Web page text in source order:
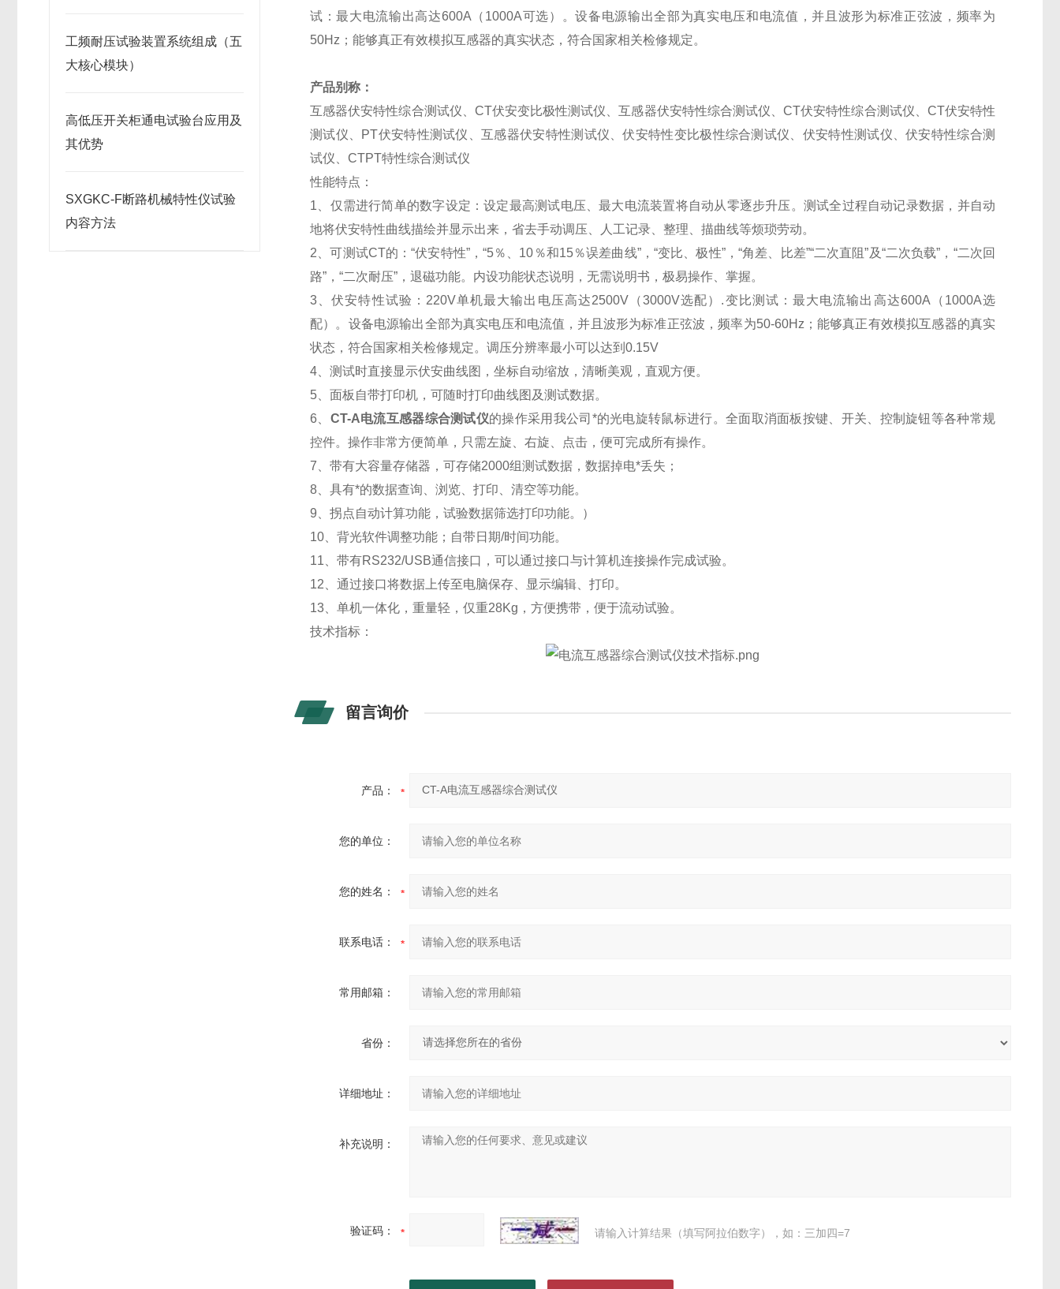
工频耐压试验装置系统组成（五
大核心模块）
高低压开关柜通电试验台应用及
其优势
SXGKC-F断路机械特性仪试验
内容方法
试：最大电流输出高达600A（1000A可选）。设备电源输出全部为真实电压和电流值，并且波形为标准正弦波，频率为
50Hz；能够真正有效模拟互感器的真实状态，符合国家相关检修规定。
产品别称：
互感器伏安特性综合测试仪、CT伏安变比极性测试仪、互感器伏安特性综合测试仪、CT伏安特性综合测试仪、CT伏安特性
测试仪、PT伏安特性测试仪、互感器伏安特性测试仪、伏安特性变比极性综合测试仪、伏安特性测试仪、伏安特性综合测
试仪、CTPT特性综合测试仪
性能特点：
1、仅需进行简单的数字设定：设定最高测试电压、最大电流装置将自动从零逐步升压。测试全过程自动记录数据，并自动
地将伏安特性曲线描绘并显示出来，省去手动调压、人工记录、整理、描曲线等烦琐劳动。
2、可测试CT的：“伏安特性”，“5％、10％和15％误差曲线”，“变比、极性”，“角差、比差”“二次直阻”及“二次负载”，“二次回
路”，“二次耐压”，退磁功能。内设功能状态说明，无需说明书，极易操作、掌握。
3、伏安特性试验：220V单机最大输出电压高达2500V（3000V选配）.变比测试：最大电流输出高达600A（1000A选
配）。设备电源输出全部为真实电压和电流值，并且波形为标准正弦波，频率为50-60Hz；能够真正有效模拟互感器的真实
状态，符合国家相关检修规定。调压分辨率最小可以达到0.15V
4、测试时直接显示伏安曲线图，坐标自动缩放，清晰美观，直观方便。
5、面板自带打印机，可随时打印曲线图及测试数据。
6、 CT-A电流互感器综合测试仪的操作采用我公司*的光电旋转鼠标进行。全面取消面板按键、开关、控制旋钮等各种常规
控件。操作非常方便简单，只需左旋、右旋、点击，便可完成所有操作。
7、带有大容量存储器，可存储2000组测试数据，数据掉电*丢失；
8、具有*的数据查询、浏览、打印、清空等功能。
9、拐点自动计算功能，试验数据筛选打印功能。）
10、背光软件调整功能；自带日期/时间功能。
11、带有RS232/USB通信接口，可以通过接口与计算机连接操作完成试验。
12、通过接口将数据上传至电脑保存、显示编辑、打印。
13、单机一体化，重量轻，仅重28Kg，方便携带，便于流动试验。
技术指标：
留言询价
产品：
您的单位：
您的姓名：
联系电话：
常用邮箱：
省份：
详细地址：
补充说明：
验证码： 请输入计算结果（填写阿拉伯数字），如：三加四=7